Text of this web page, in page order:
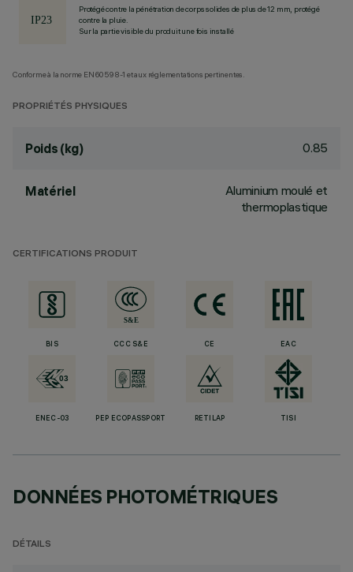
Protégé contre la pénétration de corps solides de plus de 12 mm, protégé
contre la pluie.
Sur la partie visible du produit une fois installé
Conforme à la norme EN60598-1 et aux réglementations pertinentes.
PROPRIÉTÉS PHYSIQUES
Poids (kg) 0.85
Matériel
Aluminium moulé et
thermoplastique
CERTIFICATIONS PRODUIT
BIS CCC S&E CE EAC
ENEC-03 PEP ECOPASSPORT RETILAP TISI
DONNÉES PHOTOMÉTRIQUES
DÉTAILS